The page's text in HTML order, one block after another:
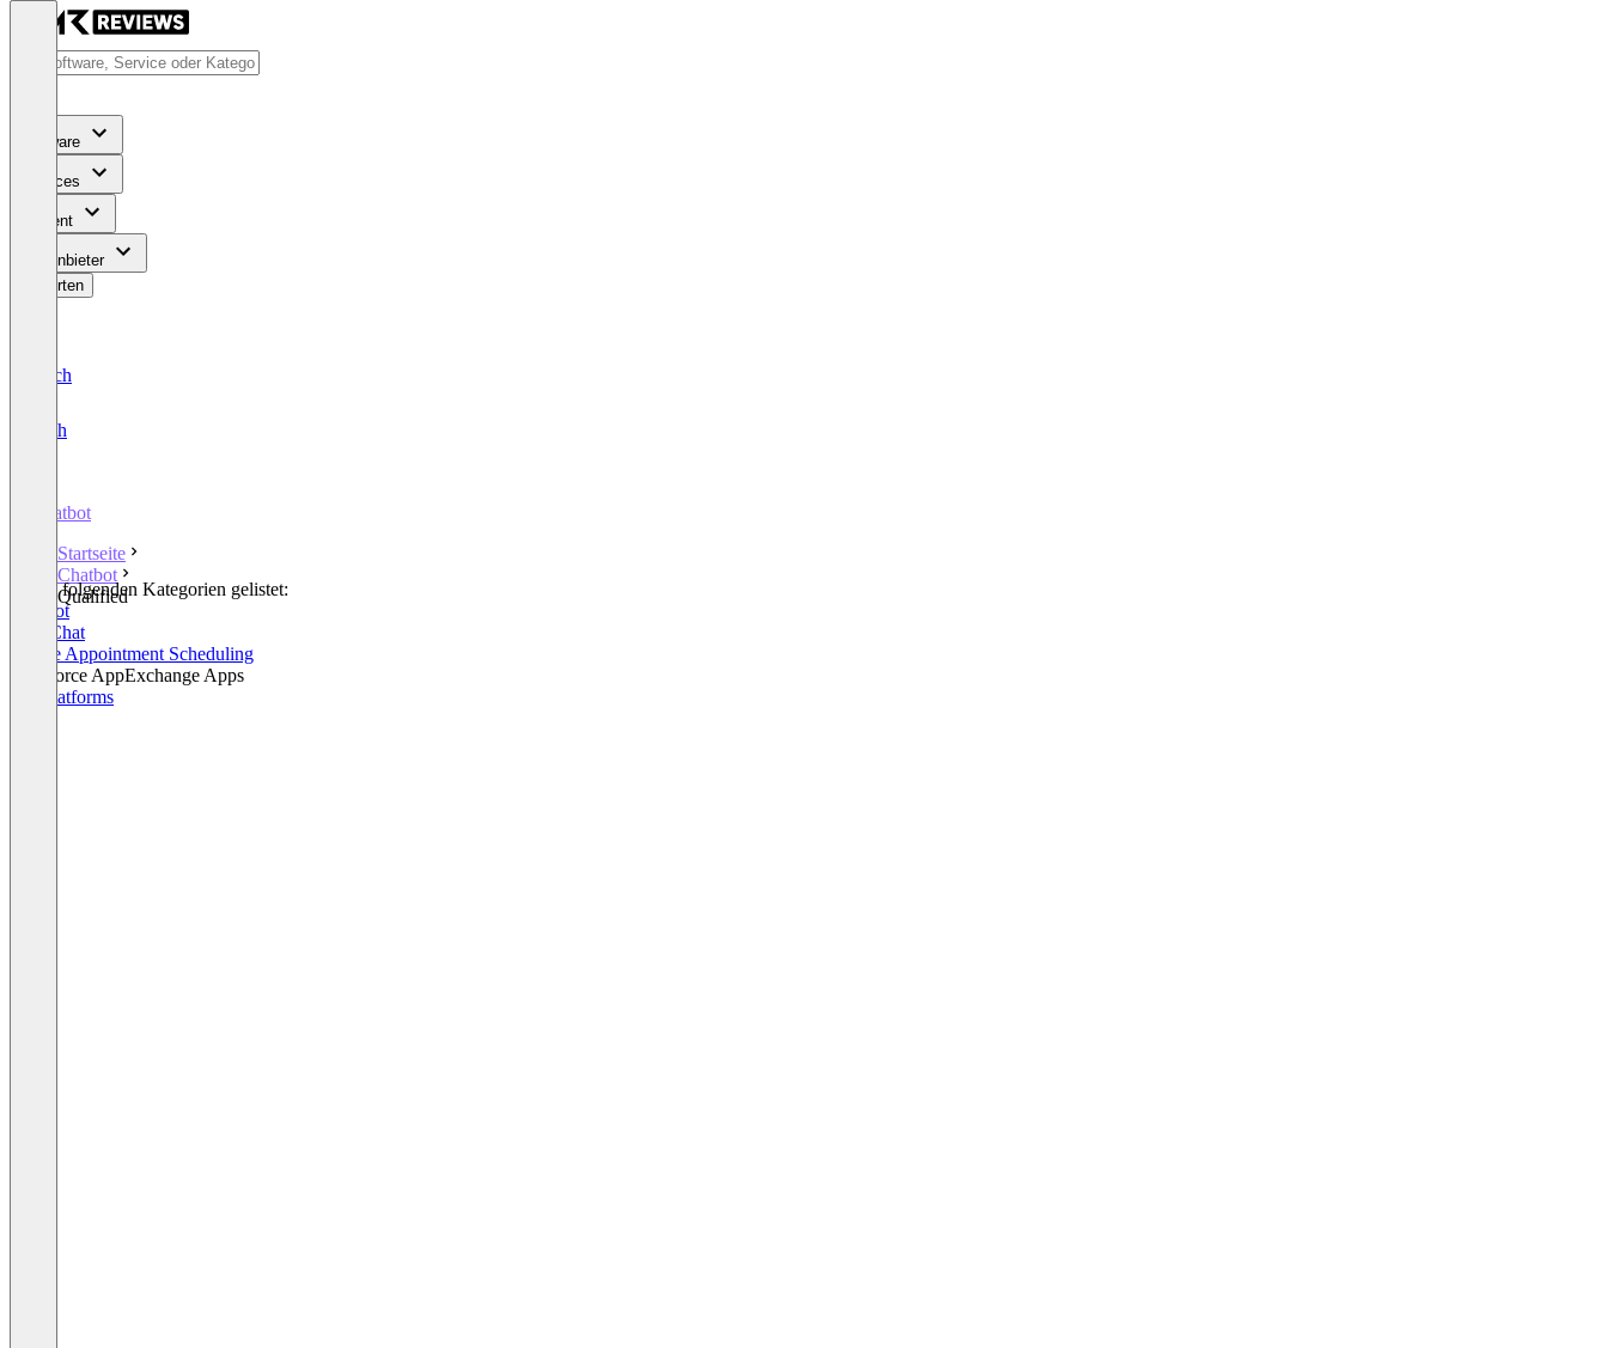
Software
Services
Content
Für Anbieter
Bewerten
Deutsch
English
Chatbot
Startseite
Chatbot
Qualified
In den folgenden Kategorien gelistet:
Chatbot
Live Chat
Online Appointment Scheduling
Salesforce AppExchange Apps
Bot Platforms